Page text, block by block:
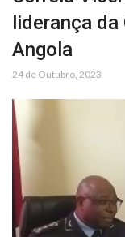
liderança
Angola
24 de Outubro, 2023